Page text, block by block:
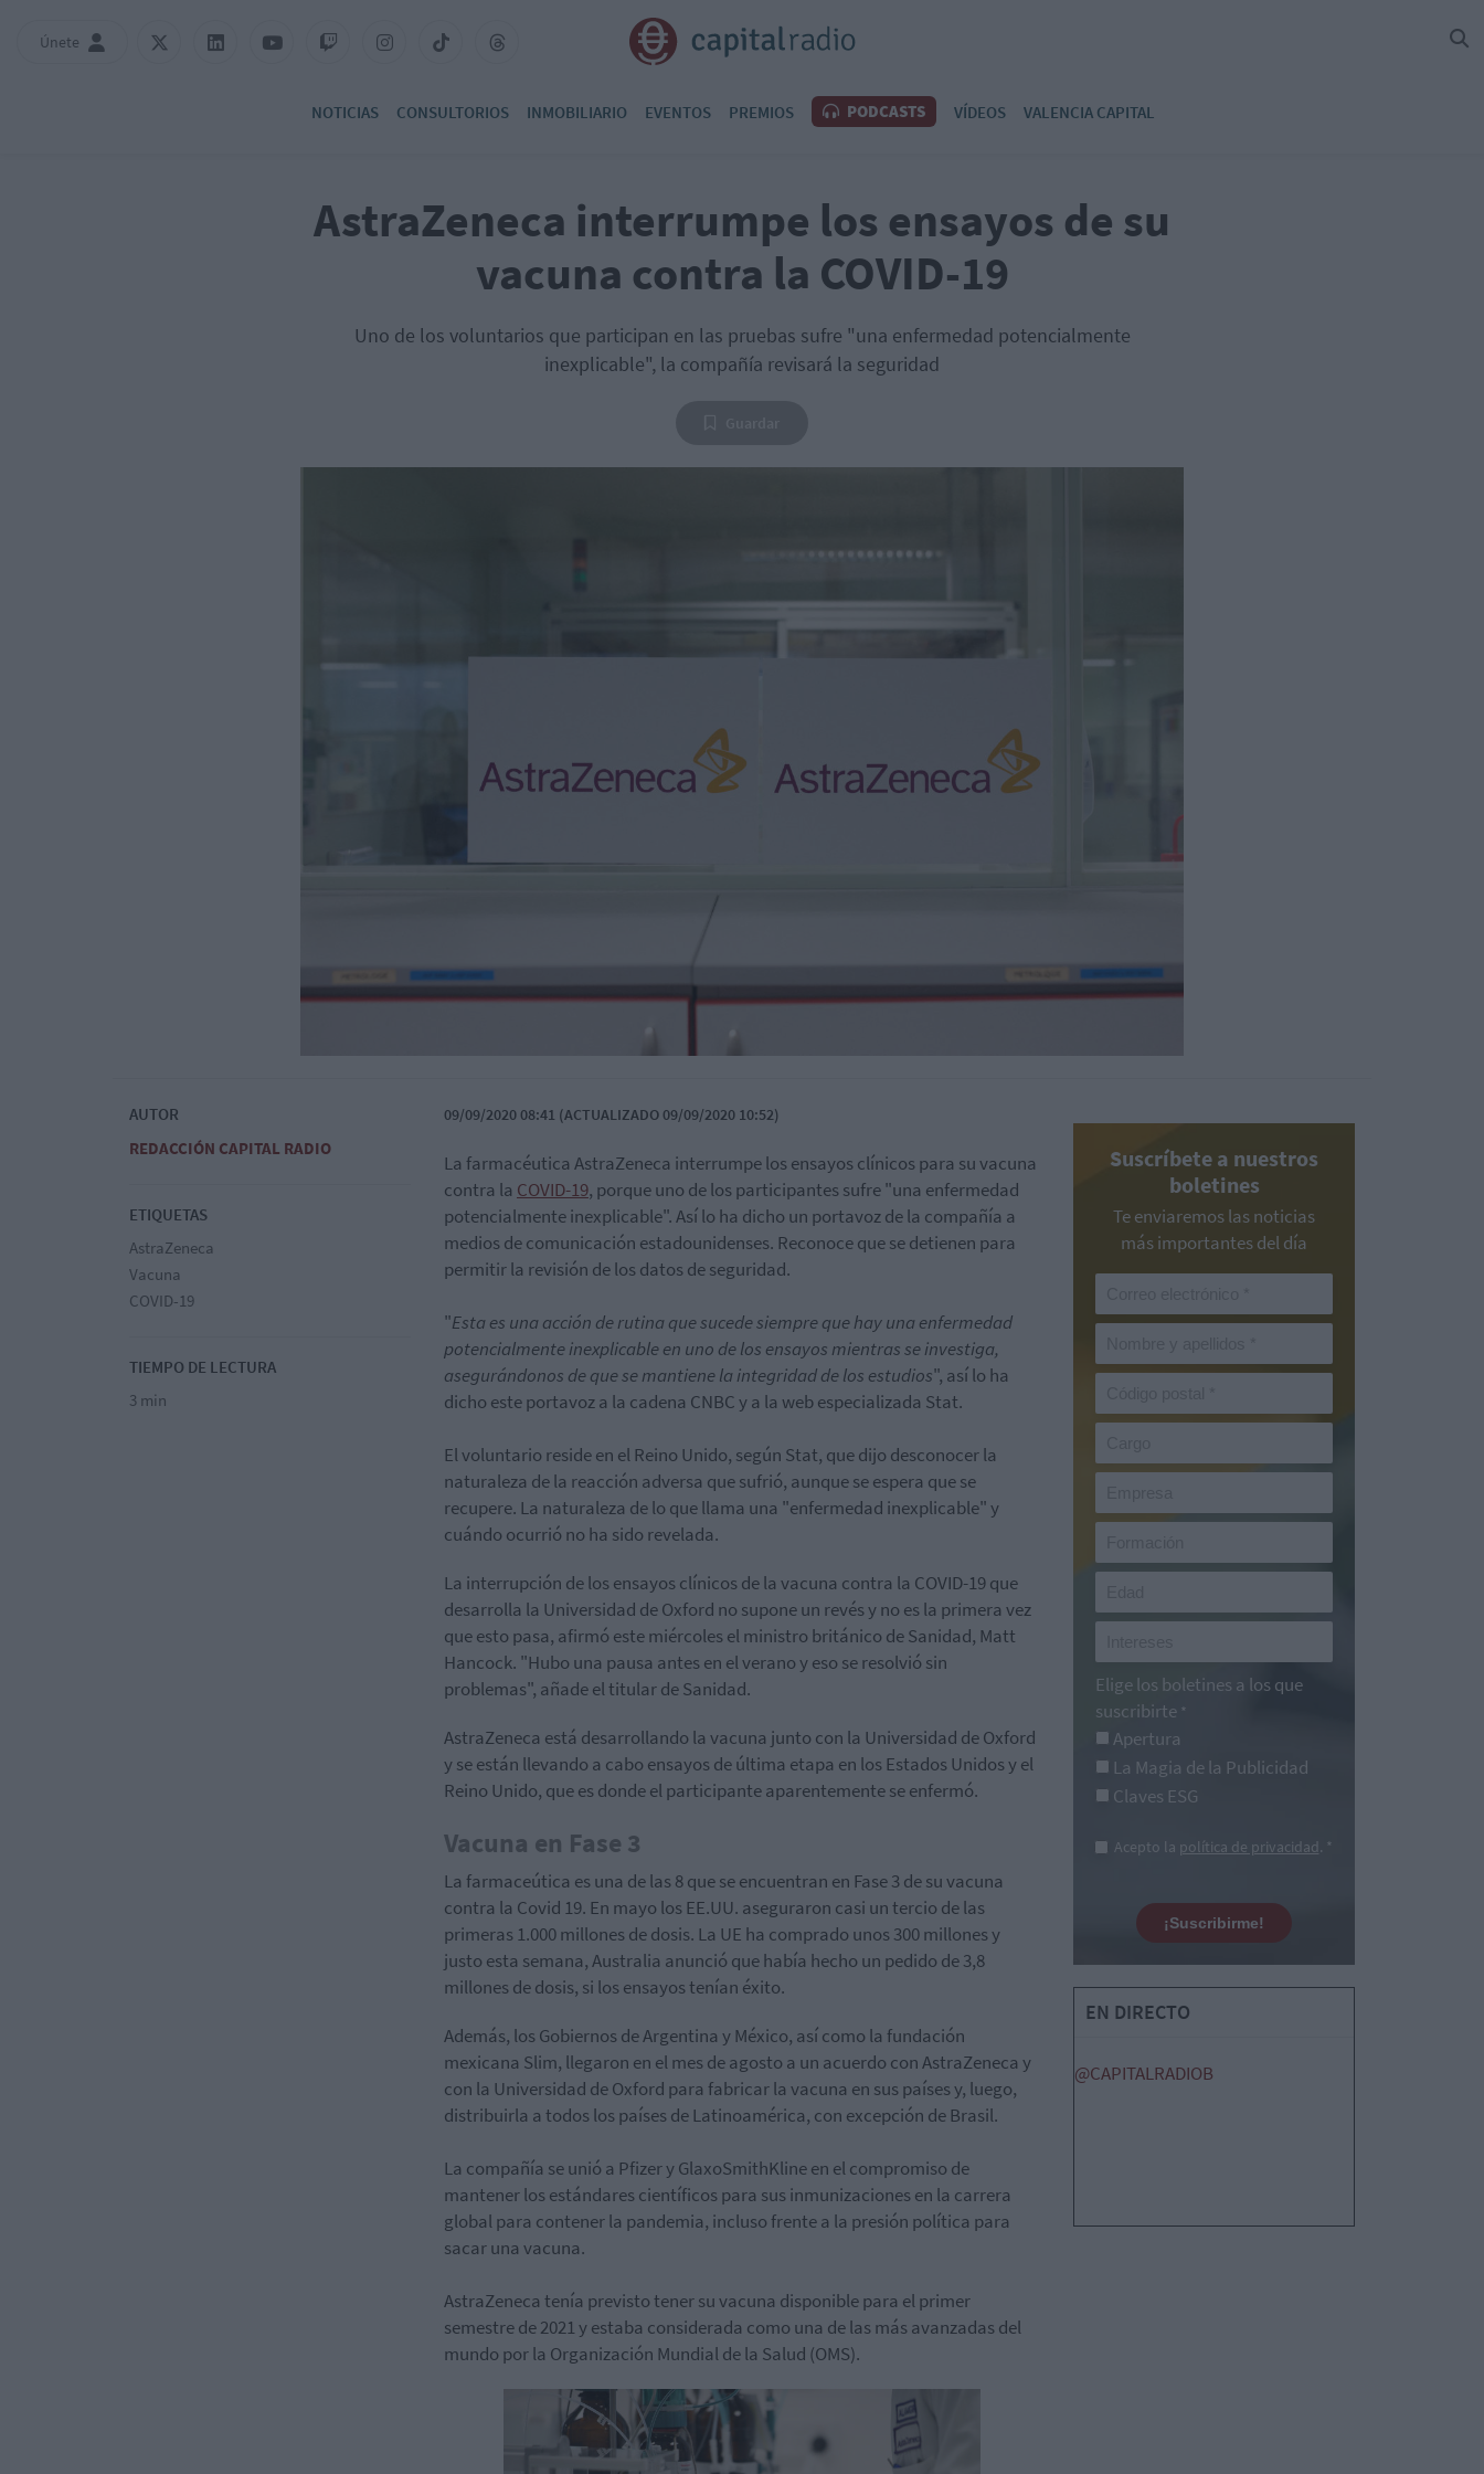
Únete
NOTICIAS CONSULTORIOS INMOBILIARIO EVENTOS PREMIOS PODCASTS VÍDEOS VALENCIA CAPITAL
AstraZeneca interrumpe los ensayos de su
vacuna contra la COVID-19
Uno de los voluntarios que participan en las pruebas sufre "una enfermedad potencialmente
inexplicable", la compañía revisará la seguridad
AUTOR
REDACCIÓN CAPITAL RADIO
ETIQUETAS
AstraZeneca
Vacuna
COVID-19
TIEMPO DE LECTURA
3 min
09/09/2020 08:41 (ACTUALIZADO 09/09/2020 10:52)
La farmacéutica AstraZeneca interrumpe los ensayos clínicos para su vacuna
contra la COVID-19, porque uno de los participantes sufre "una enfermedad
potencialmente inexplicable". Así lo ha dicho un portavoz de la compañía a
medios de comunicación estadounidenses. Reconoce que se detienen para
permitir la revisión de los datos de seguridad.
"Esta es una acción de rutina que sucede siempre que hay una enfermedad
potencialmente inexplicable en uno de los ensayos mientras se investiga,
asegurándonos de que se mantiene la integridad de los estudios", así lo ha
dicho este portavoz a la cadena CNBC y a la web especializada Stat.
El voluntario reside en el Reino Unido, según Stat, que dijo desconocer la
naturaleza de la reacción adversa que sufrió, aunque se espera que se
recupere. La naturaleza de lo que llama una "enfermedad inexplicable" y
cuándo ocurrió no ha sido revelada.
La interrupción de los ensayos clínicos de la vacuna contra la COVID-19 que
desarrolla la Universidad de Oxford no supone un revés y no es la primera vez
que esto pasa, afirmó este miércoles el ministro británico de Sanidad, Matt
Hancock. "Hubo una pausa antes en el verano y eso se resolvió sin
problemas", añade el titular de Sanidad.
AstraZeneca está desarrollando la vacuna junto con la Universidad de Oxford
y se están llevando a cabo ensayos de última etapa en los Estados Unidos y el
Reino Unido, que es donde el participante aparentemente se enfermó.
Vacuna en Fase 3
La farmaceútica es una de las 8 que se encuentran en Fase 3 de su vacuna
contra la Covid 19. En mayo los EE.UU. aseguraron casi un tercio de las
primeras 1.000 millones de dosis. La UE ha comprado unos 300 millones y
justo esta semana, Australia anunció que había hecho un pedido de 3,8
millones de dosis, si los ensayos tenían éxito.
Además, los Gobiernos de Argentina y México, así como la fundación
mexicana Slim, llegaron en el mes de agosto a un acuerdo con AstraZeneca y
con la Universidad de Oxford para fabricar la vacuna en sus países y, luego,
distribuirla a todos los países de Latinoamérica, con excepción de Brasil.
La compañía se unió a Pfizer y GlaxoSmithKline en el compromiso de
mantener los estándares científicos para sus inmunizaciones en la carrera
global para contener la pandemia, incluso frente a la presión política para
sacar una vacuna.
AstraZeneca tenía previsto tener su vacuna disponible para el primer
semestre de 2021 y estaba considerada como una de las más avanzadas del
mundo por la Organización Mundial de la Salud (OMS).
Suscríbete a nuestros
boletines
Te enviaremos las noticias
más importantes del día
Elige los boletines a los que
suscribirte *
Apertura
La Magia de la Publicidad
Claves ESG
Acepto la política de privacidad. *
¡Suscribirme!
EN DIRECTO
@CAPITALRADIOB